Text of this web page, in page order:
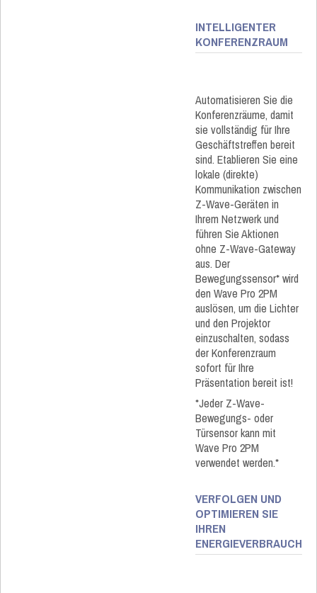
INTELLIGENTER
KONFERENZRAUM ​
Automatisieren Sie die
Konferenzräume, damit
sie vollständig für Ihre
Geschäftstreffen bereit
sind. Etablieren Sie eine
lokale (direkte)
Kommunikation zwischen
Z-Wave-Geräten in
Ihrem Netzwerk und
führen Sie Aktionen
ohne Z-Wave-Gateway
aus. Der
Bewegungssensor* wird
den Wave Pro 2PM
auslösen, um die Lichter
und den Projektor
einzuschalten, sodass
der Konferenzraum
sofort für Ihre
Präsentation bereit ist!​
*Jeder Z-Wave-
Bewegungs- oder
Türsensor kann mit
Wave Pro 2PM
verwendet werden.​*
VERFOLGEN UND
OPTIMIEREN SIE
IHREN
ENERGIEVERBRAUCH